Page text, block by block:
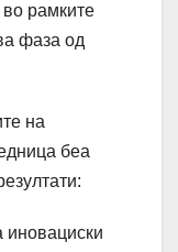
во рамките
фаза од
на
беа